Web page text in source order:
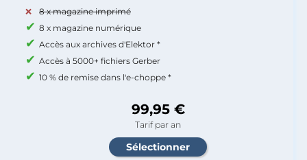
8 x magazine imprimé
8 x magazine numérique
Accès aux archives d'Elektor *
Accès à 5000+ fichiers Gerber
10 % de remise dans l'e-choppe *
99,95 €
Tarif par an